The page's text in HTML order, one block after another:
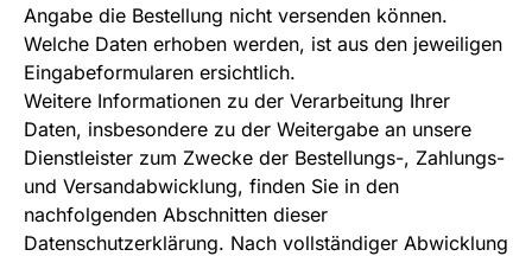
Angabe die Bestellung nicht versenden können.
Welche Daten erhoben werden, ist aus den jeweiligen
Eingabeformularen ersichtlich.
Weitere Informationen zu der Verarbeitung Ihrer
Daten, insbesondere zu der Weitergabe an unsere
Dienstleister zum Zwecke der Bestellungs-, Zahlungs-
und Versandabwicklung, finden Sie in den
nachfolgenden Abschnitten dieser
Datenschutzerklärung. Nach vollständiger Abwicklung